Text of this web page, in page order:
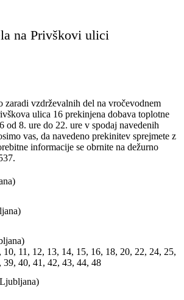
na Privškovi ulici
zaradi vzdrževalnih del na vročevodnem
ulica 16 prekinjena dobava toplotne
od 8. ure do 22. ure v spodaj navedenih
vas, da navedeno prekinitev sprejmete z
informacije se obrnite na dežurno
10, 11, 12, 13, 14, 15, 16, 18, 20, 22, 24, 25,
39, 40, 41, 42, 43, 44, 48